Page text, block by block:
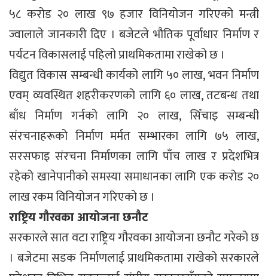
५८ करोड २० लाख ९७ हजार विनियोजन गरिएको मन्त्री
ज्वालाले जानकारी दिए । बजेटले भौतिक पूर्वाधार निर्माण र
पर्यटन विकासलाई पहिलो प्राथमिकतामा राखेको छ ।
विद्युत विकास सम्बन्धी कार्यको लागि ५० लाख, भवन निर्माण
एवम् व्यवस्थित शहरीकरणको लागि ६० लाख, तटबन्ध तथा
बाँध निर्माण गर्नको लागि २० लाख, सिँचाइ सम्बन्धी
संरचनाहरूको निर्माण मर्मत सम्भारका लागि ७५ लाख,
सरसफाइ संरचना निर्माणका लागि पाँच लाख र प्रदेशभित्र
रहेको खानेपानीको समस्या समाधानका लागि एक करोड २०
लाख रकम विनियोजन गरिएको छ ।
राष्ट्रिय गौरवका आयोजना छनौट
सरकारले सात वटा राष्ट्रिय गौरवका आयोजना छनौट गरेको छ
। बजेटमा सडक निर्माणलाई प्राथमिकतामा राखेको सरकारले